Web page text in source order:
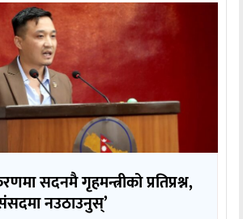
सदनमै गृहमन्त्रीको प्रतिप्रश्न,
नउठाउनुस्’